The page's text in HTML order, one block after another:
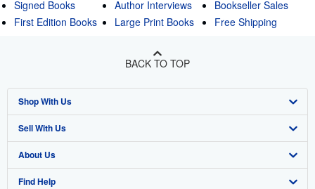
Signed Books
First Edition Books
Author Interviews
Large Print Books
Bookseller Sales
Free Shipping
BACK TO TOP
Shop With Us
Advanced Search
Browse Collections
My Account
Sell With Us
Start Selling
Join Our Affiliate Program
About Us
About AbeBooks
Find Help